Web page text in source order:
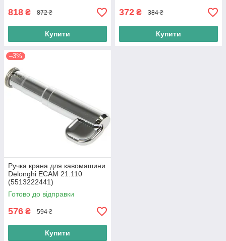
818 ₴ 872 ₴
Купити
372 ₴ 384 ₴
Купити
–3%
Ручка крана для кавомашини
Delonghi ECAM 21.110
(5513222441)
Готово до відправки
576 ₴ 594 ₴
Купити